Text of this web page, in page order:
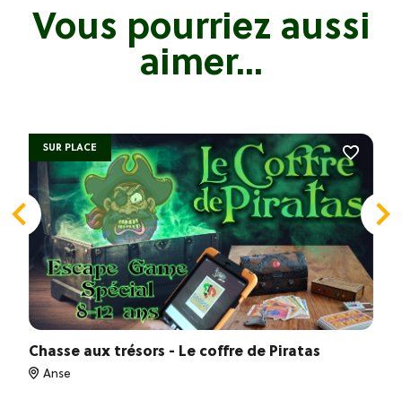
Vous pourriez aussi
aimer...
Chasse aux trésors - Le coffre de Piratas
Anse
SUR PLACE